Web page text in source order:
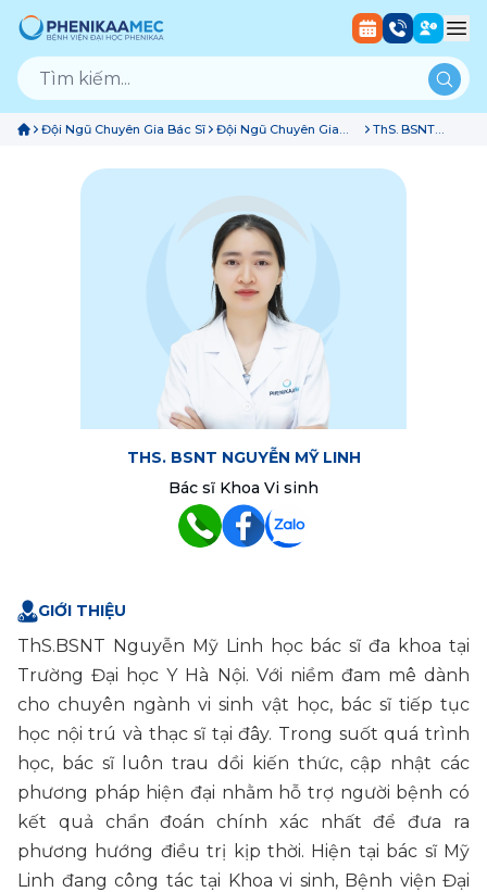
Đội Ngũ Chuyên Gia Bác Sĩ
Đội Ngũ Chuyên Gia
ThS. BSNT
THS. BSNT NGUYỄN MỸ LINH
Bác sĩ Khoa Vi sinh
GIỚI THIỆU
ThS.BSNT Nguyễn Mỹ Linh học bác sĩ đa khoa tại
Trường Đại học Y Hà Nội. Với niềm đam mê dành
cho chuyên ngành vi sinh vật học, bác sĩ tiếp tục
học nội trú và thạc sĩ tại đây. Trong suốt quá trình
học, bác sĩ luôn trau dồi kiến thức, cập nhật các
phương pháp hiện đại nhằm hỗ trợ người bệnh có
kết quả chẩn đoán chính xác nhất để đưa ra
phương hướng điều trị kịp thời. Hiện tại bác sĩ Mỹ
Linh đang công tác tại Khoa vi sinh, Bệnh viện Đại